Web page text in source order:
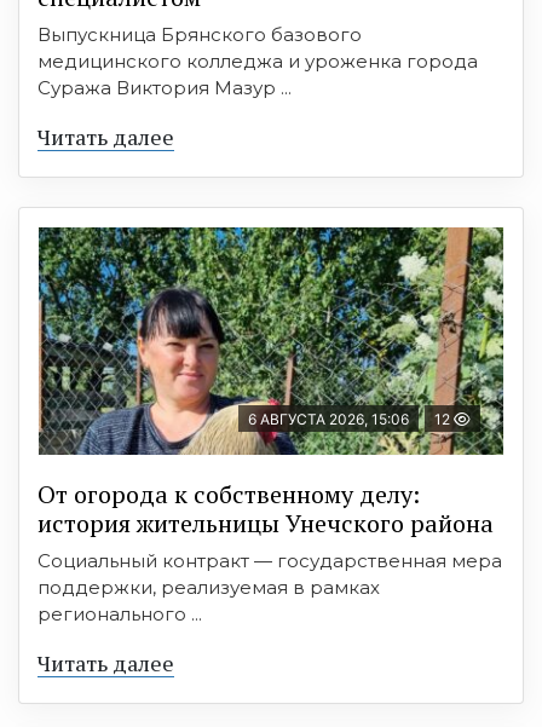
Выпускница Брянского базового
медицинского колледжа и уроженка города
Суража Виктория Мазур ...
Читать далее
6 АВГУСТА 2026, 15:06 12
От огорода к собственному делу:
история жительницы Унечского района
Социальный контракт — государственная мера
поддержки, реализуемая в рамках
регионального ...
Читать далее